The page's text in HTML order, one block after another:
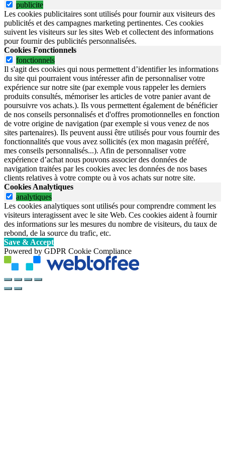
publicite
Les cookies publicitaires sont utilisés pour fournir aux visiteurs des
publicités et des campagnes marketing pertinentes. Ces cookies
suivent les visiteurs sur les sites Web et collectent des informations
pour fournir des publicités personnalisées.
Cookies Fonctionnels
fonctionnels
Il s'agit des cookies qui nous permettent d’identifier les informations
du site qui pourraient vous intéresser afin de personnaliser votre
expérience sur notre site (par exemple vous rappeler les derniers
produits consultés, mémoriser les articles de votre panier avant de
poursuivre vos achats.). Ils vous permettent également de bénéficier
de nos conseils personnalisés et d'offres promotionnelles en fonction
de votre origine de navigation (par exemple si vous venez de nos
sites partenaires). Ils peuvent aussi être utilisés pour vous fournir des
fonctionnalités que vous avez sollicités (ex mon magasin préféré,
mes conseils personnalisés...). Afin de personnaliser votre
expérience d’achat nous pouvons associer des données de
navigation traitées par les cookies avec les données de nos bases
clients relatives à votre compte ou à vos achats sur notre site.
Cookies Analytiques
analytiques
Les cookies analytiques sont utilisés pour comprendre comment les
visiteurs interagissent avec le site Web. Ces cookies aident à fournir
des informations sur les mesures du nombre de visiteurs, du taux de
rebond, de la source du trafic, etc.
Save & Accept
Powered by GDPR Cookie Compliance